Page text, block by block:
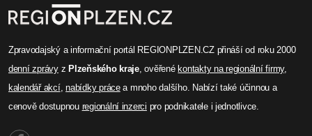
Zpravodajský a informační portál REGIONPLZEN.CZ přináší od roku 2000
denní zprávyzPlzeňského kraje, ověřenékontakty na regionální firmy,
kalendář akcí,nabídky prácea mnoho dalšího. Nabízí také účinnou a
cenově dostupnou regionální inzerci pro podnikatele i jednotlivce.